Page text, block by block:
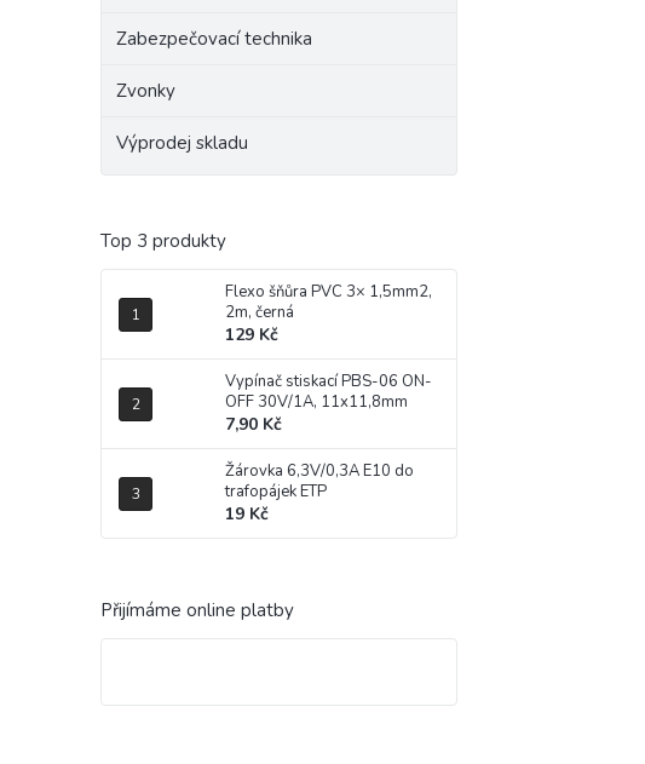
Zabezpečovací technika
Zvonky
Výprodej skladu
Top 3 produkty
Flexo šňůra PVC 3× 1,5mm2,
2m, černá
129 Kč
Vypínač stiskací PBS-06 ON-
OFF 30V/1A, 11x11,8mm
7,90 Kč
Žárovka 6,3V/0,3A E10 do
trafopájek ETP
19 Kč
Přijímáme online platby